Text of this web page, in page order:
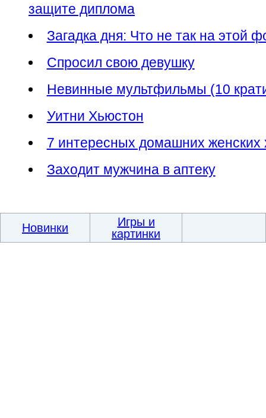
защите диплома
Загадка дня: Что не так на этой
Спросил свою девушку
Невинные мультфильмы (10
Уитни Хьюстон
7 интересных домашних женских
Заходит мужчина в аптеку
Новинки
Игры и
картинки